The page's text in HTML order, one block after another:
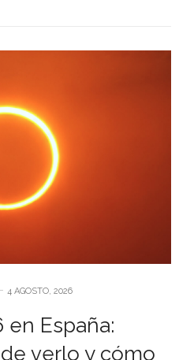
4 AGOSTO, 2026
en España:
verlo y cómo